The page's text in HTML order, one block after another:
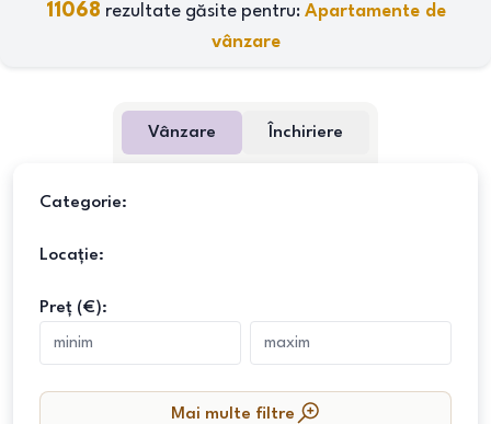
11068 rezultate găsite pentru: Apartamente de
vânzare
Vânzare Închiriere
Categorie:
Locație:
Preț (€):
Mai multe filtre